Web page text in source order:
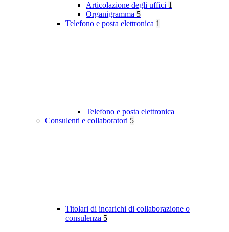
Articolazione degli uffici 1
Organigramma 5
Telefono e posta elettronica 1
Telefono e posta elettronica
Consulenti e collaboratori 5
Titolari di incarichi di collaborazione o
consulenza 5